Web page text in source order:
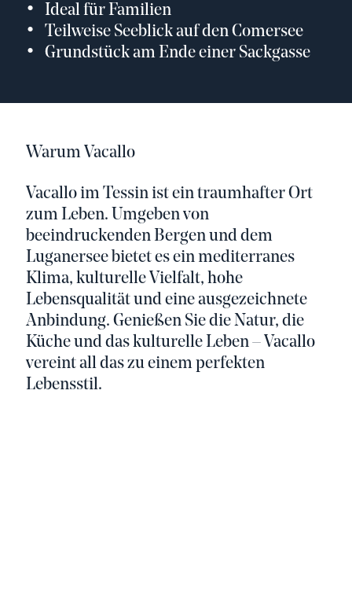
Ideal für Familien
Teilweise Seeblick auf den Comersee
Grundstück am Ende einer Sackgasse
Warum Vacallo
Vacallo im Tessin ist ein traumhafter Ort
zum Leben. Umgeben von
beeindruckenden Bergen und dem
Luganersee bietet es ein mediterranes
Klima, kulturelle Vielfalt, hohe
Lebensqualität und eine ausgezeichnete
Anbindung. Genießen Sie die Natur, die
Küche und das kulturelle Leben – Vacallo
vereint all das zu einem perfekten
Lebensstil.